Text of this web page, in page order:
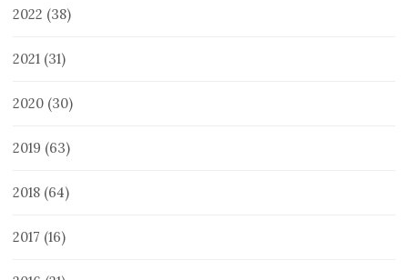
2022 (38)
2021 (31)
2020 (30)
2019 (63)
2018 (64)
2017 (16)